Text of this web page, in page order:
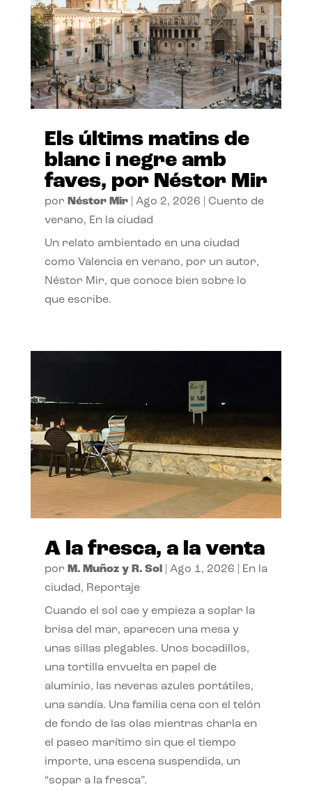
Els últims matins de
blanc i negre amb
faves, por Néstor Mir
por Néstor Mir| Ago 2, 2026
Cuento de
verano, En la ciudad
Un relato ambientado en una ciudad
como Valencia en verano, por un autor,
Néstor Mir, que conoce bien sobre lo
que escribe.
A la fresca, a la venta
por M. Muñoz y R. Sol| Ago 1, 2026
En la
ciudad, Reportaje
Cuando el sol cae y empieza a soplar la
brisa del mar, aparecen una mesa y
unas sillas plegables. Unos bocadillos,
una tortilla envuelta en papel de
aluminio, las neveras azules portátiles,
una sandía. Una familia cena con el telón
de fondo de las olas mientras charla en
el paseo marítimo sin que el tiempo
importe, una escena suspendida, un
“sopar a la fresca”.